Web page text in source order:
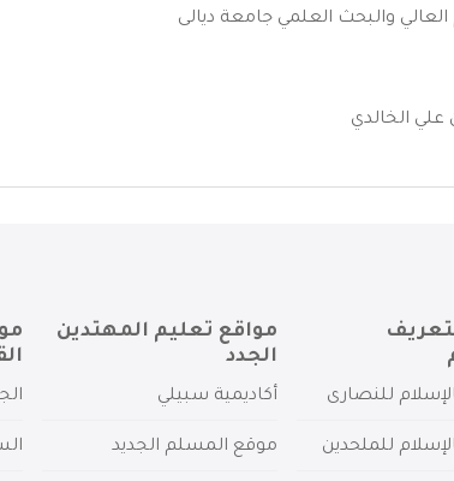
العالي والبحث العلمي جامعة ديالى
الخالدي
للنصارى
للملحدين
مواقع تعليم المهتدين
الجدد
أكاديمية سبيلي
موقع المسلم الجديد